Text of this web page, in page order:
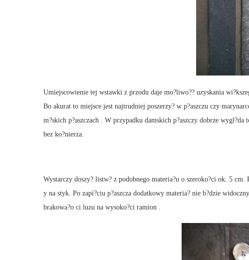
Umiejscowienie tej wstawki z przodu daje mo?liwo?? uzyskania
Bo akurat to miejsce jest najtrudniej poszerzy? w p?aszczu czy
m?skich p?aszczach . W przypadku damskich p?aszczy dobrze
bez ko?nierza.
Wystarczy doszy? listw? z podobnego materia?u o szeroko?ci ok. 5
y na styk. Po zapi?ciu p?aszcza dodatkowy materia? nie b?dzie
brakowa?o ci luzu na wysoko?ci ramion .